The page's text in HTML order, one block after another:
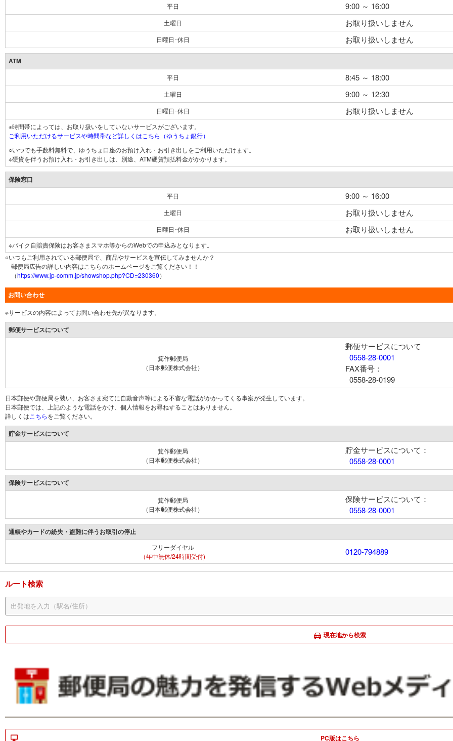
平日 9:00 ～ 16:00
土曜日 お取り扱いしません
日曜日･休日 お取り扱いしません
ATM
平日 8:45 ～ 18:00
土曜日 9:00 ～ 12:30
日曜日･休日 お取り扱いしません
※時間帯によっては、お取り扱いをしていないサービスがございます。
ご利用いただけるサービスや時間帯など詳しくはこちら（ゆうちょ銀行）
○いつでも手数料無料で、ゆうちょ口座のお預け入れ・お引き出しをご利用いただけます。
※硬貨を伴うお預け入れ・お引き出しは、別途、ATM硬貨預払料金がかかります。
保険窓口
平日 9:00 ～ 16:00
土曜日 お取り扱いしません
日曜日･休日 お取り扱いしません
※バイク自賠責保険はお客さまスマホ等からのWebでの申込みとなります。
○いつもご利用されている郵便局で、商品やサービスを宣伝してみませんか？
郵便局広告の詳しい内容はこちらのホームページをご覧ください！！
（https://www.jp-comm.jp/showshop.php?CD=230360）
お問い合わせ
※サービスの内容によってお問い合わせ先が異なります。
郵便サービスについて
箕作郵便局
（日本郵便株式会社）
郵便サービスについて
0558-28-0001
FAX番号：
0558-28-0199
日本郵便や郵便局を装い、お客さま宛てに自動音声等による不審な電話がかかってくる事案が発生しています。
日本郵便では、上記のような電話をかけ、個人情報をお尋ねすることはありません。
詳しくは こちらをご覧ください。
貯金サービスについて
箕作郵便局
（日本郵便株式会社）
貯金サービスについて：
0558-28-0001
保険サービスについて
箕作郵便局
（日本郵便株式会社）
保険サービスについて：
0558-28-0001
通帳やカードの紛失・盗難に伴うお取引の停止
フリーダイヤル
（年中無休/24時間受付)
0120-794889
ルート検索
現在地から検索
PC版はこちら